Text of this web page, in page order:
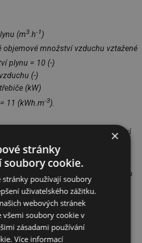
(m3.h-1)
objemové množství vzduchu vztažené
plynu = 10 (-)
(-)
(kW)
11 (kWh.m-3).
je totiž zapotřebí objemové množství
O2= 2 m , což představuje přibližně
podíl objemu kyslíku ve vzduchu je
přebytku vzduchu λ = 1 platí pro
tj. bez přebytku vzduchu. U
hořáky je λ = 1,6 až 2,2.
vzduchu λ (-) lze stanovit ze
×
stránky
soubory cookie.
stránky používají soubory
uživatelského zážitku.
webových stránek
všemi soubory cookie v
zásadami používání
Více informací